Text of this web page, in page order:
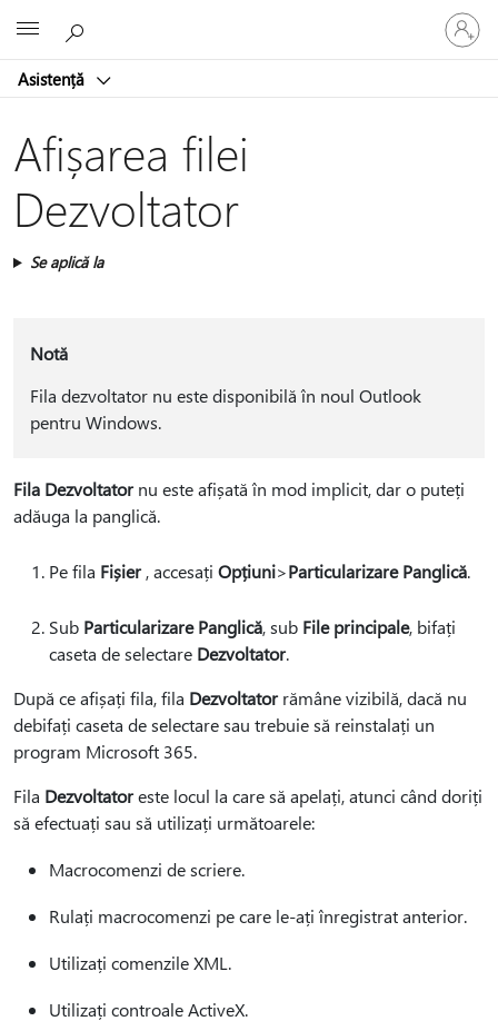
Asistență
vă
la
dvs.
Afișarea filei
Dezvoltator
Se aplică la
Notă
Fila dezvoltator nu este disponibilă în noul Outlook
pentru Windows.
Fila Dezvoltatornu este afișată în mod implicit, dar o puteți
adăuga la panglică.
Pe fila Fișier, accesați Opțiuni>Particularizare Panglică.
Sub Particularizare Panglică, sub File principale, bifați
caseta de selectare Dezvoltator.
După ce afișați fila, fila Dezvoltatorrămâne vizibilă, dacă nu
debifați caseta de selectare sau trebuie să reinstalați un
program Microsoft 365.
Fila Dezvoltatoreste locul la care să apelați, atunci când doriți
să efectuați sau să utilizați următoarele:
Macrocomenzi de scriere.
Rulați macrocomenzi pe care le-ați înregistrat anterior.
Utilizați comenzile XML.
Utilizați controale ActiveX.